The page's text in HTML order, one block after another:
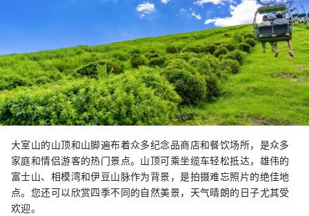
大室山的山顶和山脚遍布着众多纪念品商店和餐饮场所，是众多
家庭和情侣游客的热门景点。山顶可乘坐缆车轻松抵达，雄伟的
富士山、相模湾和伊豆山脉作为背景，是拍摄难忘照片的绝佳地
点。您还可以欣赏四季不同的自然美景，天气晴朗的日子尤其受
欢迎。